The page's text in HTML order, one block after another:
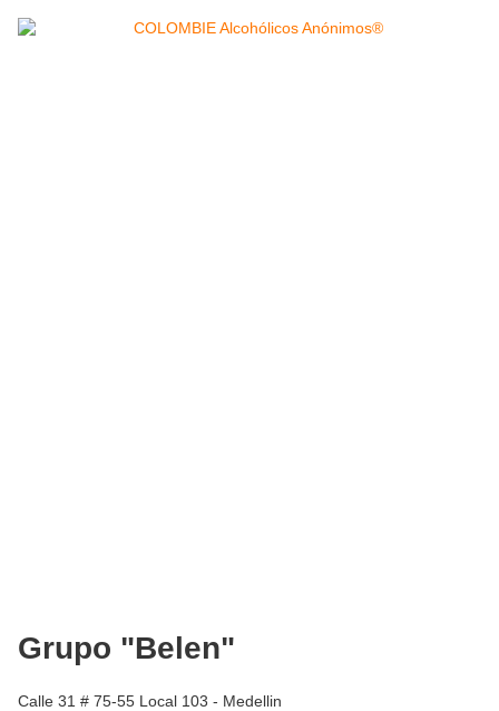
Grupo "Belen"
Calle 31 # 75-55 Local 103 - Medellin